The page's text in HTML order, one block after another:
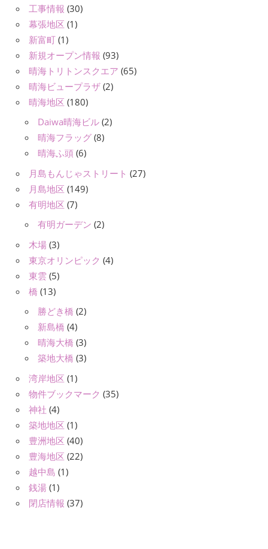
工事情報 (30)
幕張地区 (1)
新富町 (1)
新規オープン情報 (93)
晴海トリトンスクエア (65)
晴海ビュープラザ (2)
晴海地区 (180)
Daiwa晴海ビル (2)
晴海フラッグ (8)
晴海ふ頭 (6)
月島もんじゃストリート (27)
月島地区 (149)
有明地区 (7)
有明ガーデン (2)
木場 (3)
東京オリンピック (4)
東雲 (5)
橋 (13)
勝どき橋 (2)
新島橋 (4)
晴海大橋 (3)
築地大橋 (3)
湾岸地区 (1)
物件ブックマーク (35)
神社 (4)
築地地区 (1)
豊洲地区 (40)
豊海地区 (22)
越中島 (1)
銭湯 (1)
閉店情報 (37)